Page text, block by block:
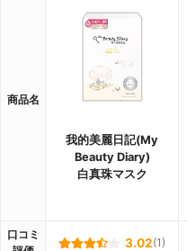
商品名
我的美麗日記(My
Beauty Diary)
白真珠マスク
口コミ
3.02(1)